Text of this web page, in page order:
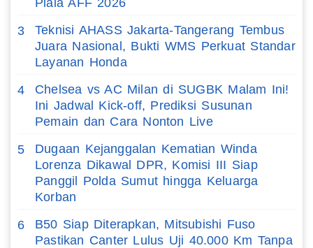
3
Teknisi AHASS Jakarta-Tangerang Tembus
Juara Nasional, Bukti WMS Perkuat Standar
Layanan Honda
4
Chelsea vs AC Milan di SUGBK Malam Ini!
Ini Jadwal Kick-off, Prediksi Susunan
Pemain dan Cara Nonton Live
5
Dugaan Kejanggalan Kematian Winda
Lorenza Dikawal DPR, Komisi III Siap
Panggil Polda Sumut hingga Keluarga
Korban
6
B50 Siap Diterapkan, Mitsubishi Fuso
Pastikan Canter Lulus Uji 40.000 Km Tanpa